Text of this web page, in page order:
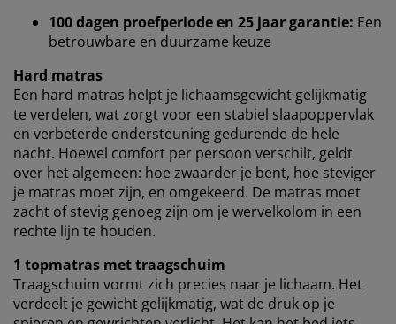
100 dagen proefperiode en 25 jaar garantie: Een
betrouwbare en duurzame keuze
Hard matras
Een hard matras helpt je ​​lichaamsgewicht gelijkmatig
te verdelen, wat zorgt voor een stabiel slaapoppervlak
en verbeterde ondersteuning gedurende de hele
nacht. Hoewel comfort per persoon verschilt, geldt
over het algemeen: hoe zwaarder je bent, hoe steviger
je matras moet zijn, en omgekeerd. De matras moet
zacht of stevig genoeg zijn om je wervelkolom in een
rechte lijn te houden.
1 topmatras met traagschuim
Traagschuim vormt zich precies naar je lichaam. Het
verdeelt je gewicht gelijkmatig, wat de druk op je
Google, Meta en Tiktok) voor gepersonaliseerde en
vaste advertenties. Je kunt meer lezen over de
moment intrekken door op het cookie-icoontje te
klikken. Door op ''Alles accepteren'' te klikken, ga je
akkoord met alle drie de doeleinden. Lees meer over
onzeverzameling en verwerking van
persoonsgegevensen onscookiebeleid